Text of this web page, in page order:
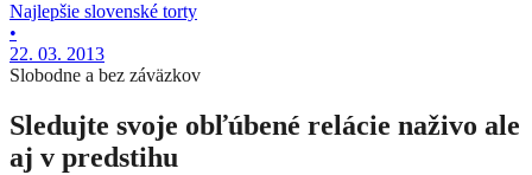
Najlepšie slovenské torty
•
22. 03. 2013
Slobodne a bez záväzkov
Sledujte svoje obľúbené relácie naživo ale
aj v predstihu